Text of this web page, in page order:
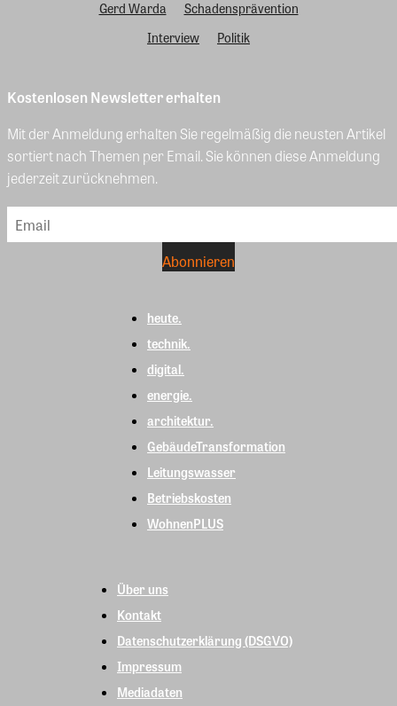
Gerd Warda
Schadensprävention
Interview
Politik
Kostenlosen Newsletter erhalten
Mit der Anmeldung erhalten Sie regelmäßig die neusten Artikel
sortiert nach Themen per Email. Sie können diese Anmeldung
jederzeit zurücknehmen.
heute.
technik.
digital.
energie.
architektur.
GebäudeTransformation
Leitungswasser
Betriebskosten
WohnenPLUS
Über uns
Kontakt
Datenschutzerklärung (DSGVO)
Impressum
Mediadaten